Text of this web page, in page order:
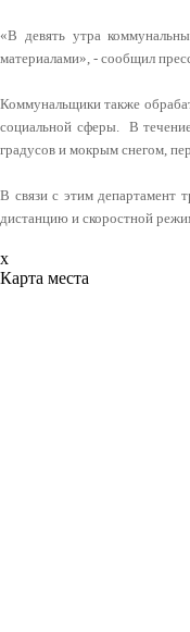
«В девять утра
материалами», - сообщил
Коммунальщики также
социальной сферы. В
градусов и мокрым снегом,
В связи с этим департамент
дистанцию и скоростной
x
Карта места